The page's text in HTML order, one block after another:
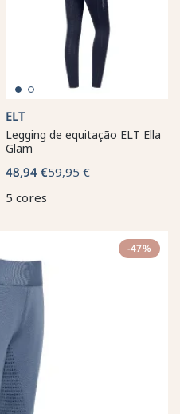
ELT
Legging de equitação ELT Ella
Glam
48,94 €59,95 €
5 cores
-47%